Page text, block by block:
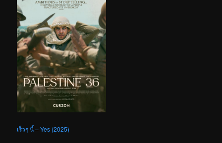
เร็วๆ นี้ – Yes (2025)